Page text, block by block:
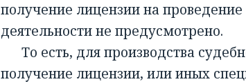
получение лицензии на
деятельности не предусмотрено.
То есть, для производства
получение лицензии, или иных